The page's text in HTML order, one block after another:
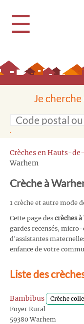
☰
Je
Crèches en Hauts-
Warhem
Crèche à
1 crèche et autre mode
Cette page des crèches
gardes recensés,
d'assistantes
enfance de votre
Liste des
Bambibus Crèche
Foyer Rural
59380 Warhem